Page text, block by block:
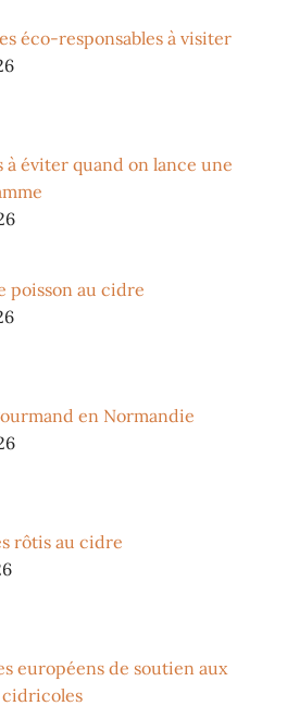
éco-responsables à visiter
à éviter quand on lance une
poisson au cidre
en Normandie
rôtis au cidre
européens de soutien aux